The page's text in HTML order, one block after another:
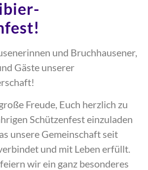
und Bruchhausener,
Gäste unserer
Freude, Euch herzlich zu
Schützenfest einzuladen
unsere Gemeinschaft seit
und mit Leben erfüllt.
wir ein ganz besonderes